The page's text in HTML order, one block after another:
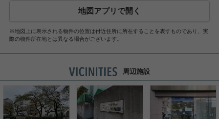
地図アプリで開く
※地図上に表示される物件の位置は付近住所に所在することを表すものであり、実
際の物件所在地とは異なる場合がございます。
周辺施設